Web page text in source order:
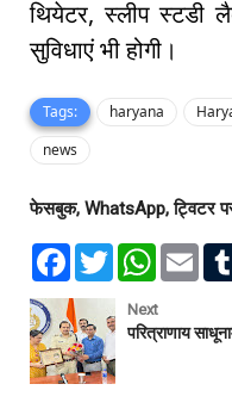
थियेटर, स्लीप स्टडी
सुविधाएं भी होगी।
Tags: haryana
news
फेसबुक, WhatsApp, ट्विटर
F
e
b
o
o
k
T
w
t
r
W
t
s
A
E
l
Next
परित्राणाय